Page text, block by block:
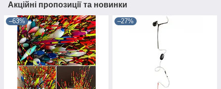
Акційні пропозиції та новинки
–63% –27%